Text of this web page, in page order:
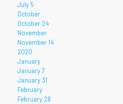
July 5
October
October 24
November
November 14
2020
January
January 7
January 31
February
February 28